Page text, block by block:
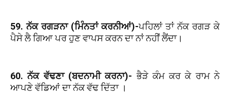
59. ਨੱਕ ਰਗੜਨਾ (ਮਿੰਨਤਾਂ ਕਰਨੀਆਂ)-ਪਹਿਲਾਂ ਤਾਂ ਨੱਕ ਰਗੜ ਕੇ
ਪੈਸੇ ਲੈ ਗਿਆ ਪਰ ਹੁਣ ਵਾਪਸ ਕਰਨ ਦਾ ਨਾਂ ਨਹੀਂ ਲੈਂਦਾ।
60. ਨੱਕ ਵੱਢਣਾ (ਬਦਨਾਮੀ ਕਰਨਾ)-ਭੈੜੇ ਕੰਮ ਕਰ ਕੇ ਰਾਮ ਨੇ
ਆਪਣੇ ਵੱਡਿਆਂ ਦਾ ਨੱਕ ਵੱਢ ਦਿੱਤਾ ।